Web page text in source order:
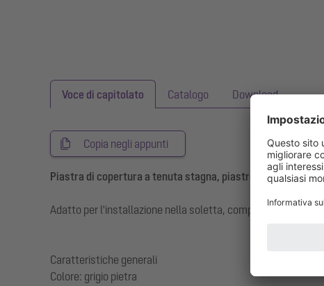
Voce di capitolato Catalogo Download
Copia negli appunti
Piastra di copertura a tenuta stagna, piastrellabile
Adatto per l'installazione nella soletta, compresa la
Caratteristiche generali
Colore: grigio pietra